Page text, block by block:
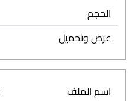
الحجم
عرض وتحميل
اسم الملف